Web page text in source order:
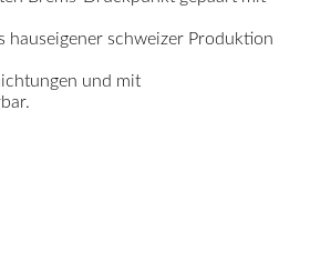
schweizer Produktion
und mit